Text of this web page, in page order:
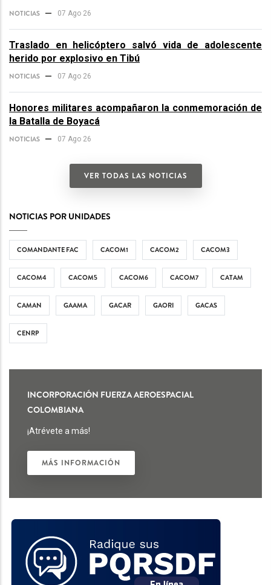
NOTICIAS 07 Ago 26
Traslado en helicóptero salvó vida de adolescente
herido por explosivo en Tibú
NOTICIAS 07 Ago 26
Honores militares acompañaron la conmemoración de
la Batalla de Boyacá
NOTICIAS 07 Ago 26
VER TODAS LAS NOTICIAS
NOTICIAS POR UNIDADES
COMANDANTE FAC CACOM1 CACOM2 CACOM3
CACOM4 CACOM5 CACOM6 CACOM7 CATAM
CAMAN GAAMA GACAR GAORI GACAS
CENRP
INCORPORACIÓN FUERZA AEROESPACIAL
COLOMBIANA
¡Atrévete a más!
MÁS INFORMACIÓN